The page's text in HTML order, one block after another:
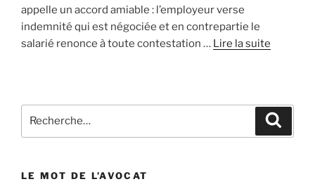
appelle un accord amiable : l’employeur verse
indemnité qui est négociée et en contrepartie le
salarié renonce à toute contestation … Lire la suite
LE MOT DE L’AVOCAT